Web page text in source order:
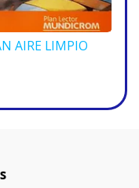
AIRE LIMPIO